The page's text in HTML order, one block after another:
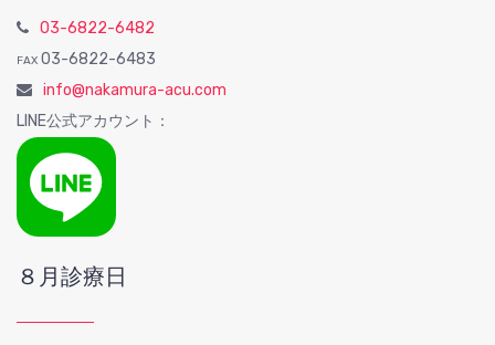
03-6822-6482
FAX 03-6822-6483
info@nakamura-acu.com
LINE公式アカウント：
８月診療日